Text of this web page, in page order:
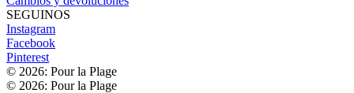
SEGUINOS
Instagram
Facebook
Pinterest
© 2026: Pour la Plage
© 2026: Pour la Plage